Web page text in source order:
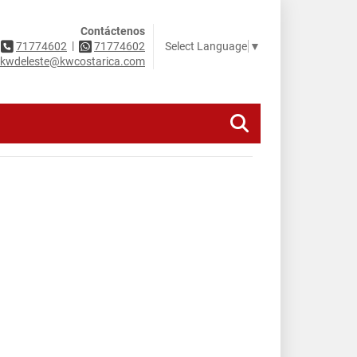
Contáctenos
71774602 |
71774602
kwdeleste@kwcostarica.com
Select Language ▼